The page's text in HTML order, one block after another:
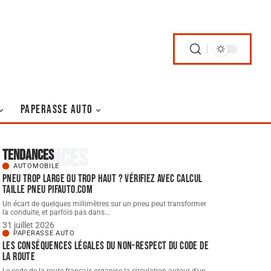
PAPERASSE AUTO
Tendances
Tendances
AUTOMOBILE
Pneu trop large ou trop haut ? Vérifiez avec Calcul
taille Pneu pifauto.com
Un écart de quelques millimètres sur un pneu peut transformer
la conduite, et parfois pas dans…
31 juillet 2026
PAPERASSE AUTO
Les conséquences légales du non-respect du code de
la route